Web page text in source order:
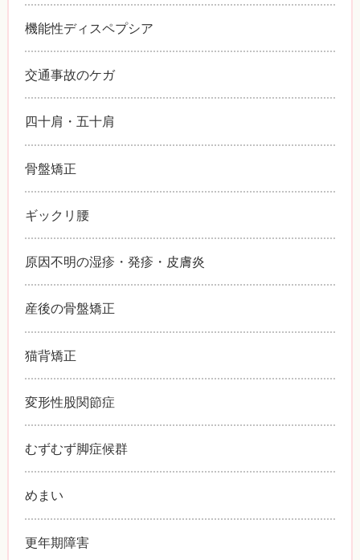
機能性ディスペプシア
交通事故のケガ
四十肩・五十肩
骨盤矯正
ギックリ腰
原因不明の湿疹・発疹・皮膚炎
産後の骨盤矯正
猫背矯正
変形性股関節症
むずむず脚症候群
めまい
更年期障害